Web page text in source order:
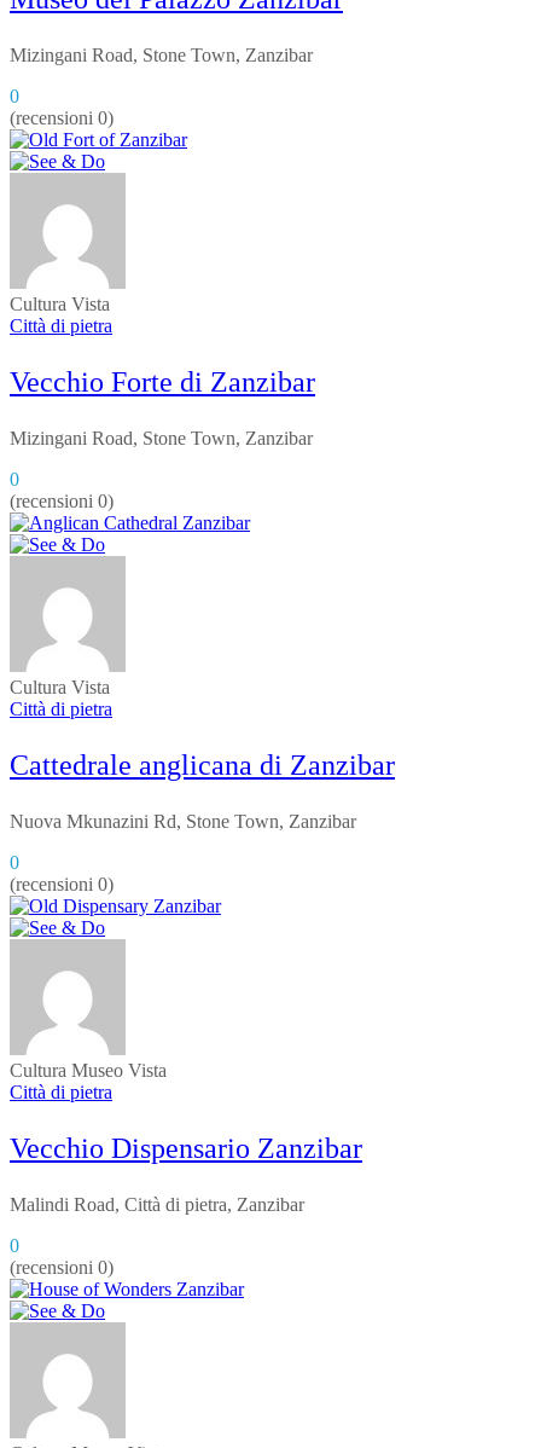
Mizingani Road, Stone Town, Zanzibar
0
(recensioni 0)
Cultura Vista
Città di pietra
Vecchio Forte di Zanzibar
Mizingani Road, Stone Town, Zanzibar
0
(recensioni 0)
Cultura Vista
Città di pietra
Cattedrale anglicana di Zanzibar
Nuova Mkunazini Rd, Stone Town, Zanzibar
0
(recensioni 0)
Cultura Museo Vista
Città di pietra
Vecchio Dispensario Zanzibar
Malindi Road, Città di pietra, Zanzibar
0
(recensioni 0)